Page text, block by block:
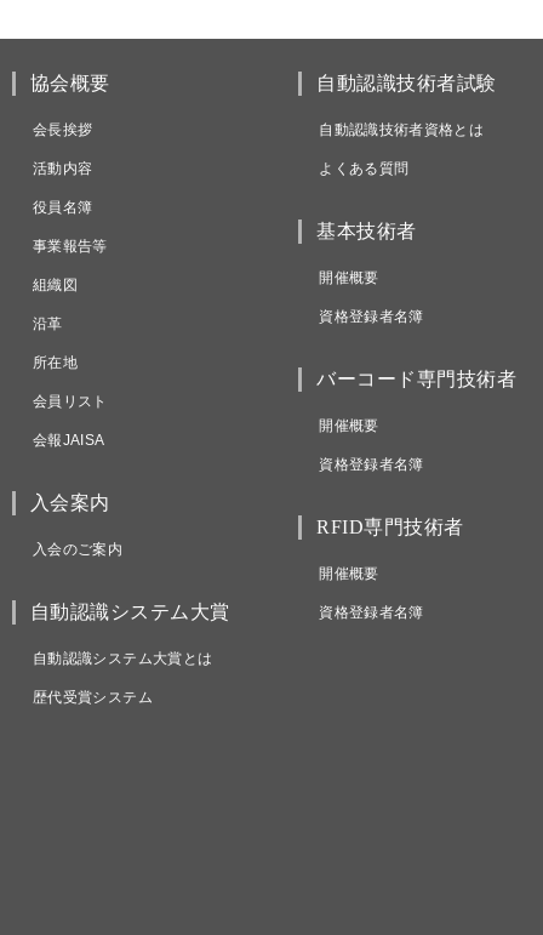
協会概要
会長挨拶
活動内容
役員名簿
事業報告等
組織図
沿革
所在地
会員リスト
会報JAISA
入会案内
入会のご案内
自動認識システム大賞
自動認識システム大賞とは
歴代受賞システム
自動認識技術者試験
自動認識技術者資格とは
よくある質問
基本技術者
開催概要
資格登録者名簿
バーコード専門技術者
開催概要
資格登録者名簿
RFID専門技術者
開催概要
資格登録者名簿